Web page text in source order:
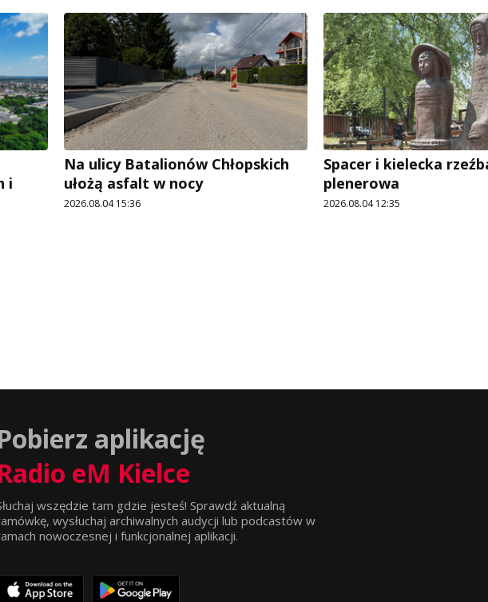
i
Na ulicy Batalionów Chłopskich
ułożą asfalt w nocy
2026.08.04 15:36
Spacer i kielecka
plenerowa
2026.08.04 12:35
aplikację
eM Kielce
wszędzie tam gdzie jesteś! Sprawdź aktualną
wysłuchaj archiwalnych audycji lub podcastów w
nowoczesnej i funkcjonalnej aplikacji.